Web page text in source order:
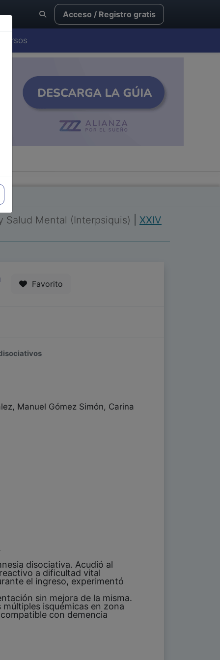
Acceso / Registro gratis
Cursos
Salud Mental (Interpsiquis)
XXIV
Favorito
Manuel Gómez Simón, Carina
disociativa. Acudió al
a dificultad vital
el ingreso, experimentó
sin mejora de la misma.
isquémicas en zona
con demencia